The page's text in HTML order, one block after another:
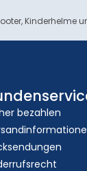
bezahlen